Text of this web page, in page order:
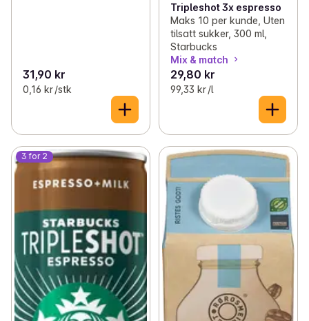
31,90 kr
0,16 kr /stk
Tripleshot 3x espresso
Maks 10 per kunde, Uten
tilsatt sukker, 300 ml,
Starbucks
Mix & match
29,80 kr
99,33 kr /l
3 for 2